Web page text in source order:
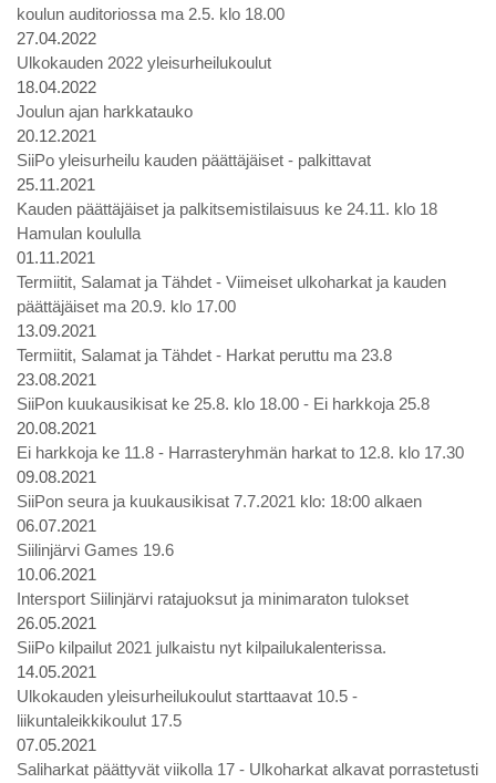
koulun auditoriossa ma 2.5. klo 18.00
27.04.2022
Ulkokauden 2022 yleisurheilukoulut
18.04.2022
Joulun ajan harkkatauko
20.12.2021
SiiPo yleisurheilu kauden päättäjäiset - palkittavat
25.11.2021
Kauden päättäjäiset ja palkitsemistilaisuus ke 24.11. klo 18
Hamulan koululla
01.11.2021
Termiitit, Salamat ja Tähdet - Viimeiset ulkoharkat ja kauden
päättäjäiset ma 20.9. klo 17.00
13.09.2021
Termiitit, Salamat ja Tähdet - Harkat peruttu ma 23.8
23.08.2021
SiiPon kuukausikisat ke 25.8. klo 18.00 - Ei harkkoja 25.8
20.08.2021
Ei harkkoja ke 11.8 - Harrasteryhmän harkat to 12.8. klo 17.30
09.08.2021
SiiPon seura ja kuukausikisat 7.7.2021 klo: 18:00 alkaen
06.07.2021
Siilinjärvi Games 19.6
10.06.2021
Intersport Siilinjärvi ratajuoksut ja minimaraton tulokset
26.05.2021
SiiPo kilpailut 2021 julkaistu nyt kilpailukalenterissa.
14.05.2021
Ulkokauden yleisurheilukoulut starttaavat 10.5 -
liikuntaleikkikoulut 17.5
07.05.2021
Saliharkat päättyvät viikolla 17 - Ulkoharkat alkavat porrastetusti